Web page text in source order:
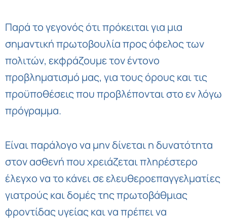
Παρά το γεγονός ότι πρόκειται για μια
σημαντική πρωτοβουλία προς όφελος των
πολιτών, εκφράζουμε τον έντονο
προβληματισμό μας, για τους όρους και τις
προϋποθέσεις που προβλέπονται στο εν λόγω
πρόγραμμα.
Είναι παράλογο να μην δίνεται η δυνατότητα
στον ασθενή που χρειάζεται πληρέστερο
έλεγχο να το κάνει σε ελευθεροεπαγγελματίες
γιατρούς και δομές της πρωτοβάθμιας
φροντίδας υγείας και να πρέπει να